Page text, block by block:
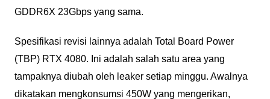
GDDR6X 23Gbps yang sama.
Spesifikasi revisi lainnya adalah Total Board Power
(TBP) RTX 4080. Ini adalah salah satu area yang
tampaknya diubah oleh leaker setiap minggu. Awalnya
dikatakan mengkonsumsi 450W yang mengerikan,